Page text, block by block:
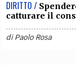
DIRITTO /
catturare il
diPaolo Rosa